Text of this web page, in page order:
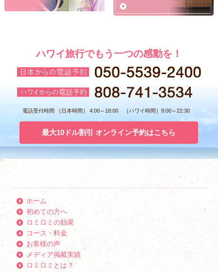
ハワイ旅行でもう一つの感動を！
電話受付時間 ［日本時間］ 4:00～18:00 ［ハワイ時間］9:00～22:30
最大10ドル割引 オンライン予約はこちら
ホーム
初めての方へ
ロミロミの効果
コース・料金
お客様の声
メディア掲載実績
ロミロミとは？